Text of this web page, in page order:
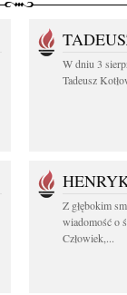
W dniu 3
Tadeusz
Z głębokim
wiadomość o
Człowiek,...